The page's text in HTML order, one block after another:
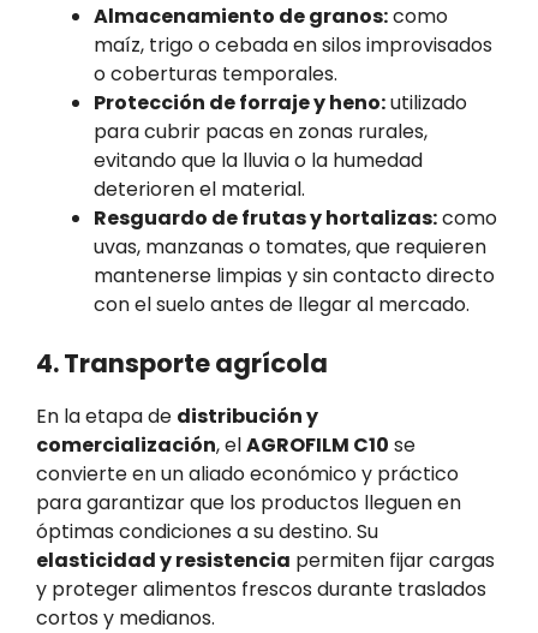
Almacenamiento de granos:como
maíz, trigo o cebada en silos improvisados
o coberturas temporales.
Protección de forraje y heno:utilizado
para cubrir pacas en zonas rurales,
evitando que la lluvia o la humedad
deterioren el material.
Resguardo de frutas y hortalizas:como
uvas, manzanas o tomates, que requieren
mantenerse limpias y sin contacto directo
con el suelo antes de llegar al mercado.
4. Transporte agrícola
En la etapa de distribución y
comercialización, elAGROFILM C10 se
convierte en un aliado económico y práctico
para garantizar que los productos lleguen en
óptimas condiciones a su destino. Su
elasticidad y resistencia permiten fijar cargas
y proteger alimentos frescos durante traslados
cortos y medianos.